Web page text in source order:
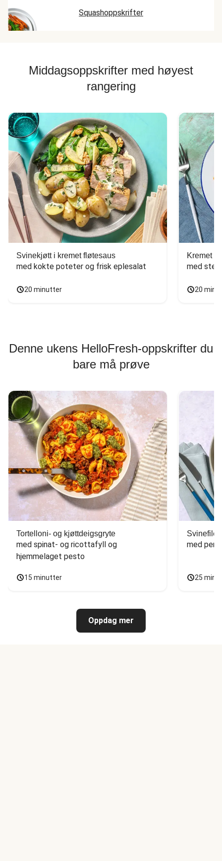
Squashoppskrifter
Middagsoppskrifter med høyest
rangering
Svinekjøtt i kremet fløtesaus
med kokte poteter og frisk eplesalat
20 minutter
Kremet
med
20
Denne ukens HelloFresh-oppskrifter du
bare må prøve
Tortelloni- og kjøttdeigsgryte
med spinat- og ricottafyll og
hjemmelaget pesto
15 minutter
Svinefilet
med
25
Oppdag mer